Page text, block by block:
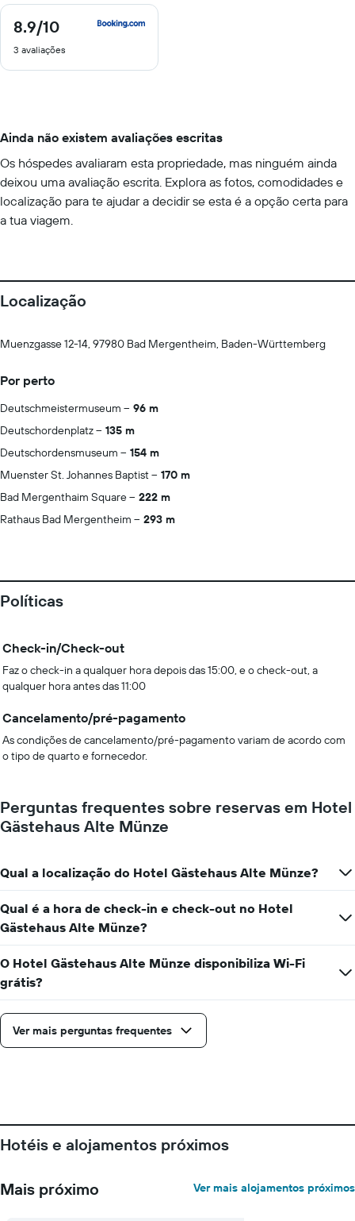
8.9/10
8.9
10
3 avaliações
Ainda não existem avaliações escritas
Os hóspedes avaliaram esta propriedade, mas ninguém ainda
deixou uma avaliação escrita. Explora as fotos, comodidades e
localização para te ajudar a decidir se esta é a opção certa para
a tua viagem.
Localização
Muenzgasse 12-14, 97980 Bad Mergentheim, Baden-Württemberg
Por perto
Deutschmeistermuseum
96 m
Deutschordenplatz
135 m
Deutschordensmuseum
154 m
Muenster St. Johannes Baptist
170 m
Bad Mergenthaim Square
222 m
Rathaus Bad Mergentheim
293 m
Políticas
Check-in/Check-out
Faz o check-in a qualquer hora depois das 15:00, e o check-out, a
qualquer hora antes das 11:00
Cancelamento/pré-pagamento
As condições de cancelamento/pré-pagamento variam de acordo com
o tipo de quarto e fornecedor.
Perguntas frequentes sobre reservas em Hotel
Gästehaus Alte Münze
Qual a localização do Hotel Gästehaus Alte Münze?
Qual é a hora de check-in e check-out no Hotel
Gästehaus Alte Münze?
O Hotel Gästehaus Alte Münze disponibiliza Wi-Fi
grátis?
Ver mais perguntas frequentes
Hotéis e alojamentos próximos
Mais próximo Ver mais alojamentos próximos